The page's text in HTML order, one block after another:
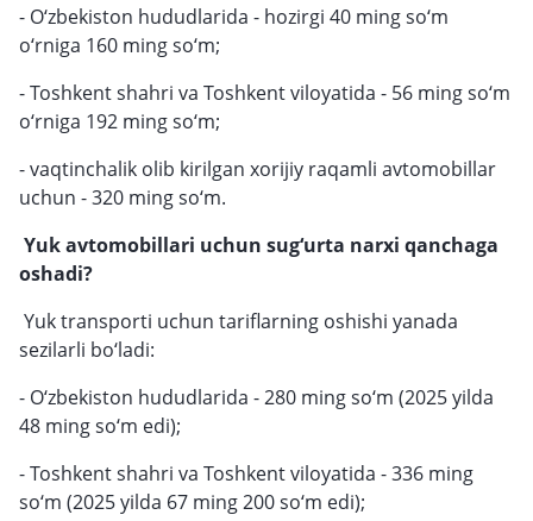
- O‘zbekiston hududlarida - hozirgi 40 ming so‘m
o‘rniga 160 ming so‘m;
- Toshkent shahri va Toshkent viloyatida - 56 ming so‘m
o‘rniga 192 ming so‘m;
- vaqtinchalik olib kirilgan xorijiy raqamli avtomobillar
uchun - 320 ming so‘m.
Yuk avtomobillari uchun sug‘urta narxi qanchaga
oshadi?
Yuk transporti uchun tariflarning oshishi yanada
sezilarli bo‘ladi:
- O‘zbekiston hududlarida - 280 ming so‘m (2025 yilda
48 ming so‘m edi);
- Toshkent shahri va Toshkent viloyatida - 336 ming
so‘m (2025 yilda 67 ming 200 so‘m edi);